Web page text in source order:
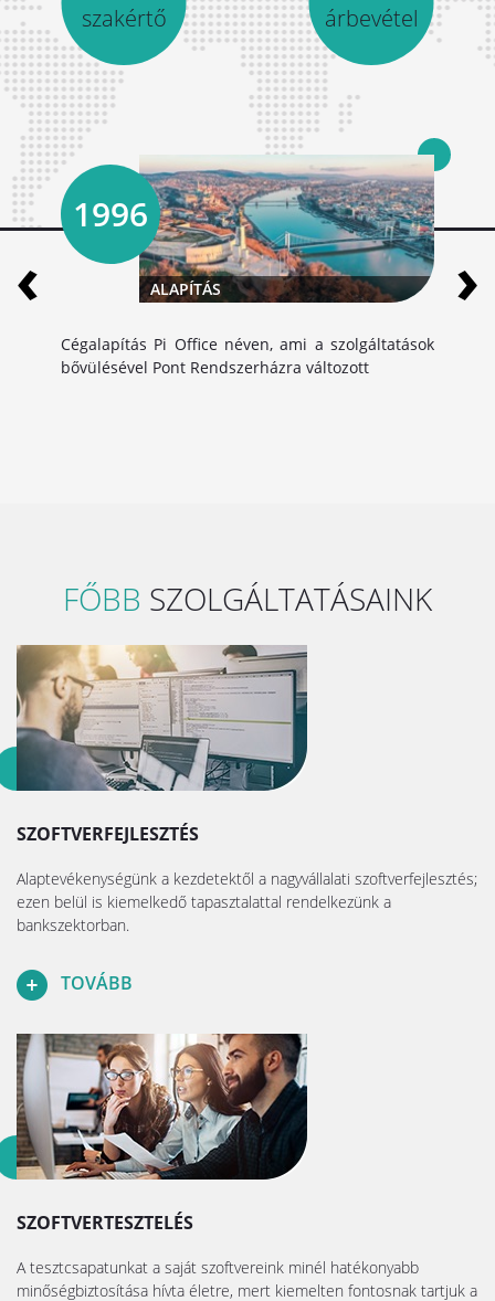
szakértő árbevétel
‹
1996
ALAPÍTÁS
Cégalapítás Pi Office néven, ami a szolgáltatások
bővülésével Pont Rendszerházra változott
›
FŐBB SZOLGÁLTATÁSAINK
SZOFTVERFEJLESZTÉS
Alaptevékenységünk a kezdetektől a nagyvállalati szoftverfejlesztés;
ezen belül is kiemelkedő tapasztalattal rendelkezünk a
bankszektorban.
TOVÁBB
SZOFTVERTESZTELÉS
A tesztcsapatunkat a saját szoftvereink minél hatékonyabb
minőségbiztosítása hívta életre, mert kiemelten fontosnak tartjuk a